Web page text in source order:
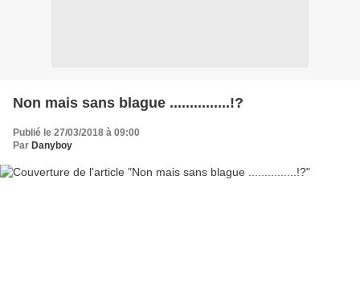
Non mais sans blague ...............!?
Publié le 27/03/2018 à 09:00
Par Danyboy